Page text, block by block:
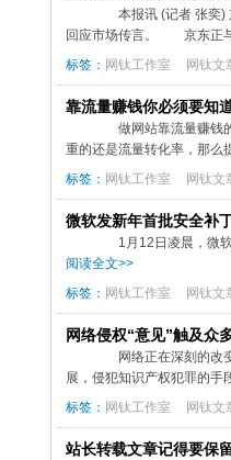
本报讯 (记者 张奕)
回应市场传言。 京东正
标签： 网钛工作室 网钛文
靠流量赚钱你必须要知
做网站靠流量赚钱的
重的还是流量转化率，那么
标签： 网钛工作室 网钛文
微软发新年首批安全补
1月12日凌晨，微软
阅读全文>>
标签： 网钛工作室 网钛文
网络侵权“意见”触及众
网络正在深刻的改变
展，侵犯知识产权犯罪的
标签： 网钛工作室 网钛文
站长转载文章记得要保